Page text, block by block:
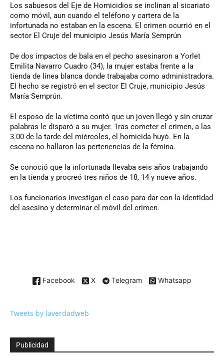
Los sabuesos del Eje de Homicidios se inclinan al sicariato
como móvil, aun cuando el teléfono y cartera de la
infortunada no estaban en la escena. El crimen ocurrió en el
sector El Cruje del municipio Jesús María Semprún
De dos impactos de bala en el pecho asesinaron a Yorlet
Emilita Navarro Cuadro (34), la mujer estaba frente a la
tienda de línea blanca donde trabajaba como administradora.
El hecho se registró en el sector El Cruje, municipio Jesús
María Semprún.
El esposo de la víctima contó que un joven llegó y sin cruzar
palabras le disparó a su mujer. Tras cometer el crimen, a las
3.00 de la tarde del miércoles, el homicida huyó. En la
escena no hallaron las pertenencias de la fémina.
Se conoció que la infortunada llevaba seis años trabajando
en la tienda y procreó tres niños de 18, 14 y nueve años.
Los funcionarios investigan el caso para dar con la identidad
del asesino y determinar el móvil del crimen.
Facebook X Telegram Whatsapp
Tweets by laverdadweb
Publicidad